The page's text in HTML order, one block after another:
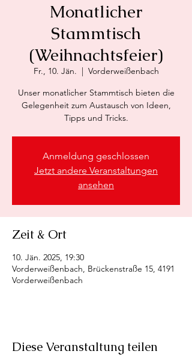
Monatlicher
Stammtisch
(Weihnachtsfeier)
Fr., 10. Jän.
  |
Vorderweißenbach
Unser monatlicher Stammtisch bieten die
Gelegenheit zum Austausch von Ideen,
Tipps und Tricks.
Anmeldung geschlossen
Jetzt andere Veranstaltungen
ansehen
Zeit & Ort
10. Jän. 2025, 19:30
Vorderweißenbach, Brückenstraße 15, 4191
Vorderweißenbach
Diese Veranstaltung teilen